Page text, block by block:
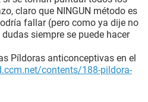
claro que NINGUN método es
fallar (pero como ya dije no
siempre se puede hacer
Píldoras anticonceptivas en el
contents/188-pildora-